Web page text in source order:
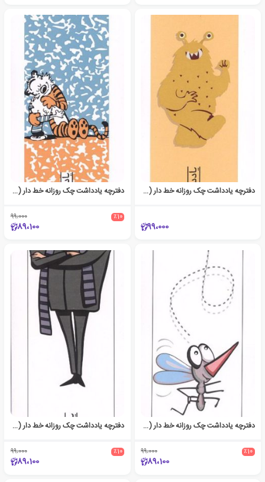
دفترچه یادداشت چک روزانه خط دار (کد 1740)
99،000
دفترچه یادداشت چک روزانه خط دار (کد 1744)
٪10 99،000
89،100
دفترچه یادداشت چک روزانه خط دار (کد 1745)
٪10 99،000
89،100
دفترچه یادداشت چک روزانه خط دار (کد 1748)
٪10 99،000
89،100